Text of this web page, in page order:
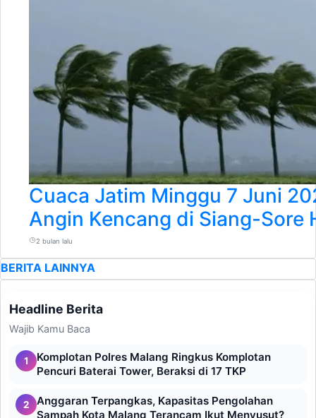
Cuaca Jatim Minggu 7 Juni
Angin Kencang di Siang-Sore
2 bulan lalu
BERITA LAINNYA
Headline Berita
Wajib Kamu Baca
1
Komplotan Polres Malang Ringkus Komplotan
Pencuri Baterai Tower, Beraksi di 17 TKP
2
Anggaran Terpangkas, Kapasitas Pengolahan
Sampah Kota Malang Terancam Ikut Menyusut?